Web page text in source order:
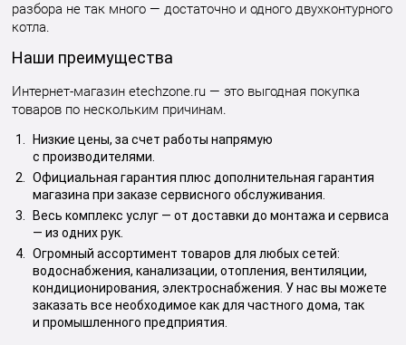
разбора не так много — достаточно и одного двухконтурного
котла.
Наши преимущества
Интернет-магазин etechzone.ru — это выгодная покупка
товаров по нескольким причинам.
Низкие цены, за счет работы напрямую
с производителями.
Официальная гарантия плюс дополнительная гарантия
магазина при заказе сервисного обслуживания.
Весь комплекс услуг — от доставки до монтажа и сервиса
— из одних рук.
Огромный ассортимент товаров для любых сетей:
водоснабжения, канализации, отопления, вентиляции,
кондиционирования, электроснабжения. У нас вы можете
заказать все необходимое как для частного дома, так
и промышленного предприятия.